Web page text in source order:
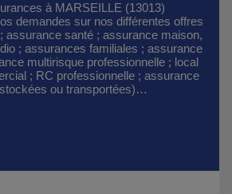
à MARSEILLE (13013)
demandes sur nos différentes offres
assurance santé ; assurance maison,
; assurances familiales ; assurance
multirisque professionnelle ; local
; RC professionnelle ; assurance
ou transportées)…